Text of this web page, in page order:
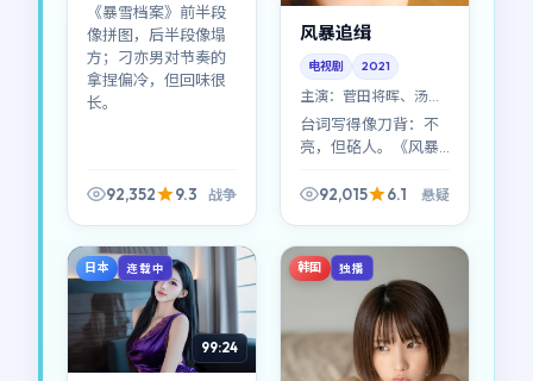
《暴雪档案》前半段
像拼图，后半段像塌
方；刁亦男对节奏的
拿捏偏冷，但回味很
长。
92,352 9.3 战争
风暴追缉
电视剧 2021
主演： 菅田将晖、汤唯
等
台词写得像刀背：不
亮，但硌人。《风暴
话里话的观众；2021
92,015 6.1 悬疑
日本 连载中
99:24
韩国 独播